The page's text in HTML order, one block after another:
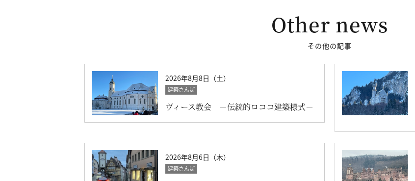
Other news
その他の記事
2026年8月8日（土）
建築さんぽ
ヴィース教会 －伝統的ロココ建築様式－
2026年8月6日（木）
建築さんぽ